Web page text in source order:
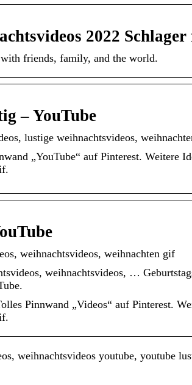
2022
friends, family, and the world.
– YouTube
lustige weihnachtsvideos,
„YouTube“ auf Pinterest. Weitere
weihnachtsvideos, weihnachten gif
weihnachtsvideos, …
Pinnwand „Videos“ auf Pinterest.
weihnachtsvideos youtube, youtube